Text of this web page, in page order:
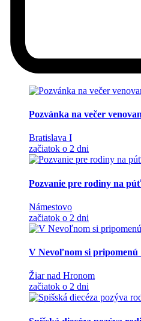
Pozvánka na večer
Bratislava I
začiatok o 2 dni
Pozvanie pre rodiny na
Námestovo
začiatok o 2 dni
V Nevoľnom si pripomenú
Žiar nad Hronom
začiatok o 2 dni